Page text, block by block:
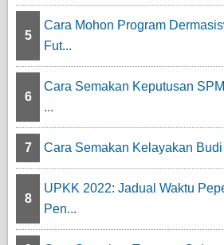
5
Cara Mohon Program
Fut...
6
Cara Semakan Keputusan
...
7 Cara Semakan Kelayakan
8
UPKK 2022: Jadual Waktu
Pen...